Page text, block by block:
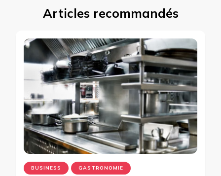
Articles recommandés
BUSINESS GASTRONOMIE